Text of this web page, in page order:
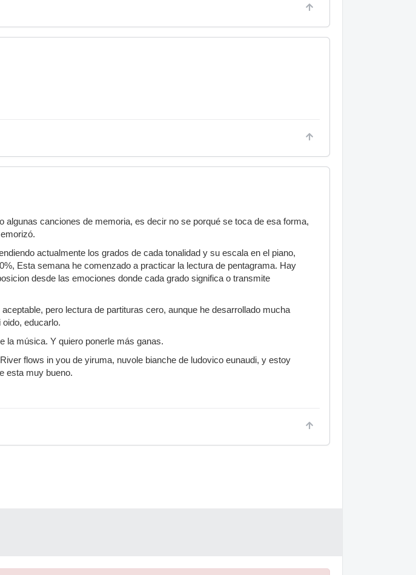
algunas canciones de memoria, es decir no se porqué se toca de esa forma,
actualmente los grados de cada tonalidad y su escala en el piano,
Esta semana he comenzado a practicar la lectura de pentagrama. Hay
desde las emociones donde cada grado significa o transmite
pero lectura de partituras cero, aunque he desarrollado mucha
educarlo.
la música. Y quiero ponerle más ganas.
flows in you de yiruma, nuvole bianche de ludovico eunaudi, y estoy
esta muy bueno.